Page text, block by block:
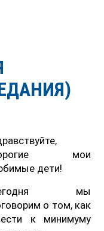
мои
дети!
мы
о том, как
к минимуму